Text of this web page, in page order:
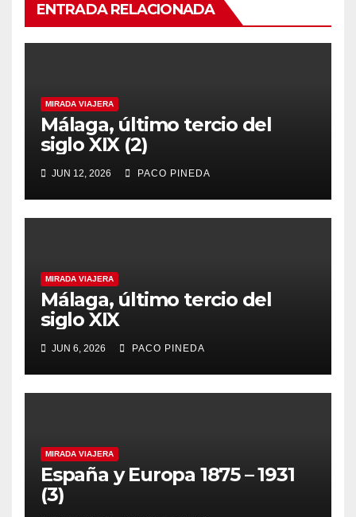
ENTRADA RELACIONADA
MIRADA VIAJERA
Málaga, último tercio del
siglo XIX (2)
JUN 12, 2026 PACO PINEDA
MIRADA VIAJERA
Málaga, último tercio del
siglo XIX
JUN 6, 2026 PACO PINEDA
MIRADA VIAJERA
España y Europa 1875 – 1931
(3)